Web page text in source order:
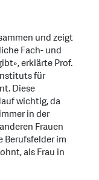
und zeigt
Fach- und
erklärte Prof.
für
Diese
wichtig, da
in der
Frauen
Berufsfelder im
als Frau in